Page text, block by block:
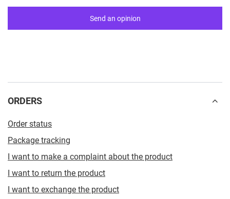
Send an opinion
ORDERS
Order status
Package tracking
I want to make a complaint about the product
I want to return the product
I want to exchange the product